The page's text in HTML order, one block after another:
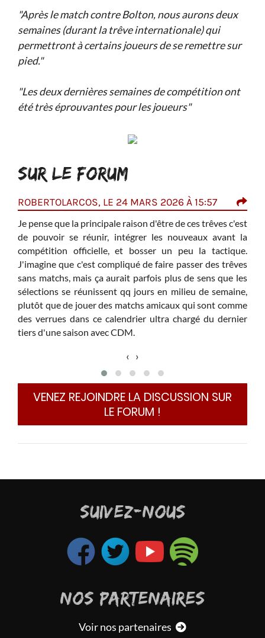
"Après le match contre Bolton, nous aurons deux
semaines (durant la trêve internationale) qui
permettront à certains joueurs de se remettre sur
pied."
"Les deux dernières semaines de compétition ont
été très éprouvantes pour les joueurs"
SUR LE FORUM
ROBERTOLARCOS, LE 24 MARS 2026 À 15:57
Je pense que la principale raison d'être de ces trêves c'est
de pouvoir se réunir, intégrer les nouveaux avant la
compétition officielle, et bosser un peu la tactique.
J'imagine que c'est compliqué de faire passer des trêves
sans matchs, mais ça aurait parfois plus de sens que les
sélections se réunissent qq jours en milieu de semaine,
plutôt que de jouer des matchs amicaux qui sont comme
des verrues dans ce calendrier ultra chargé du dernier
tiers d'une saison avec CDM.
‹ ›
VENEZ REJOINDRE LA DISCUSSION SUR
LE FORUM !
SUIVEZ-NOUS
NOS PARTENAIRES
Voir nos partenaires